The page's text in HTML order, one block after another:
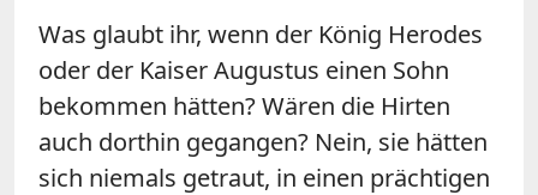
Was glaubt ihr, wenn der König Herodes
oder der Kaiser Augustus einen Sohn
bekommen hätten? Wären die Hirten
auch dorthin gegangen? Nein, sie hätten
sich niemals getraut, in einen prächtigen